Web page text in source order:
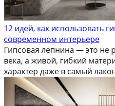
12 идей, как использовать
современном интерьере
Гипсовая лепнина — это не
века, а живой, гибкий
характер даже в самый